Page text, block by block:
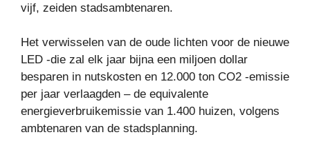
vijf, zeiden stadsambtenaren.
Het verwisselen van de oude lichten voor de nieuwe
LED -die zal elk jaar bijna een miljoen dollar
besparen in nutskosten en 12.000 ton CO2 -emissie
per jaar verlaagden – de equivalente
energieverbruikemissie van 1.400 huizen, volgens
ambtenaren van de stadsplanning.